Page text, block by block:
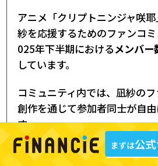
アニメ「クリプトニンジャ咲
紗を応援するためのファンコ
025年下半期におけるメンバ
しています。
コミュニティ内では、凪紗の
創作を通じて参加者同士が自
す。
15位：CNPスタープロジ